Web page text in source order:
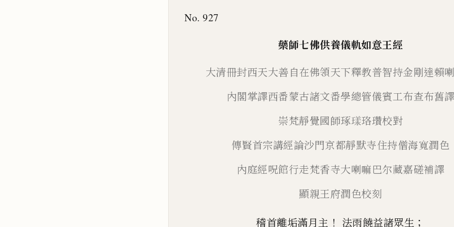
No. 927
藥師七佛供養儀軌如意王經
大清冊封西天大善自在佛領天下釋教普智持金剛達賴
內閣掌譯西番蒙古諸文番學總管儀賓工布查布舊譯
崇梵靜覺國師琢𭹴珞瓚校對
傳賢首宗講經論沙門京都靜默寺住持僧海寬潤色
內庭經呪館行走梵香寺大喇嘛巴尔藏嘉磋補譯
顯親王府潤色校刻
稽首離垢滿月主 ！ 法雨饒益諸眾生 ；